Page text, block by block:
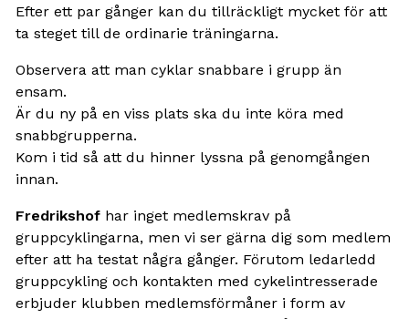
Efter ett par gånger kan du tillräckligt mycket för att
ta steget till de ordinarie träningarna.
Observera att man cyklar snabbare i grupp än
ensam.
Är du ny på en viss plats ska du inte köra med
snabbgrupperna.
Kom i tid så att du hinner lyssna på genomgången
innan.
Fredrikshof har inget medlemskrav på
gruppcyklingarna, men vi ser gärna dig som medlem
efter att ha testat några gånger. Förutom ledarledd
gruppcykling och kontakten med cykelintresserade
erbjuder klubben medlemsförmåner i form av